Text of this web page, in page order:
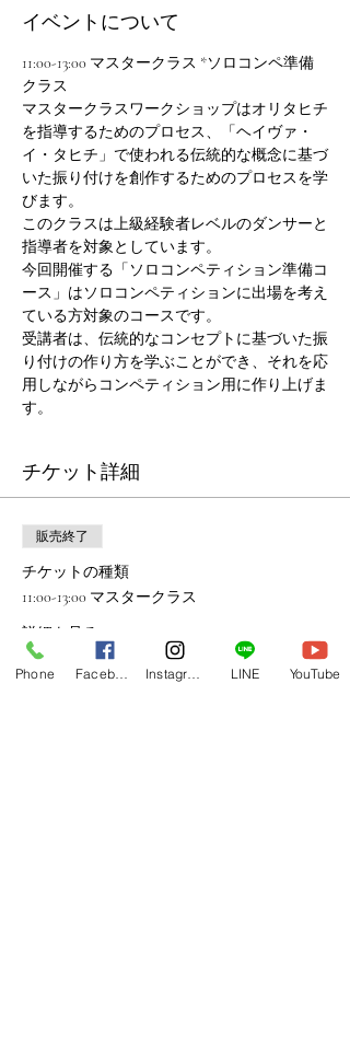
イベントについて
11:00-13:00 マスタークラス *ソロコンペ準備
クラス
マスタークラスワークショップはオリタヒチ
を指導するためのプロセス、「ヘイヴァ・
イ・タヒチ」で使われる伝統的な概念に基づ
いた振り付けを創作するためのプロセスを学
びます。
このクラスは上級経験者レベルのダンサーと
指導者を対象としています。
今回開催する「ソロコンペティション準備コ
ース」はソロコンペティションに出場を考え
ている方対象のコースです。
受講者は、伝統的なコンセプトに基づいた振
り付けの作り方を学ぶことができ、それを応
用しながらコンペティション用に作り上げま
す。
チケット詳細
販売終了
チケットの種類
11:00-13:00 マスタークラス
詳細を見る
価格
Phone LINE YouTube